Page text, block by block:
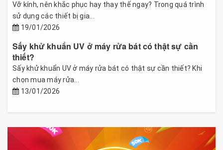
Vỡ kính, nên khắc phục hay thay thế ngay? Trong quá trình
sử dụng các thiết bị gia...
19/01/2026
Sấy khử khuẩn UV ở máy rửa bát có thật sự cần
thiết?
Sấy khử khuẩn UV ở máy rửa bát có thật sự cần thiết? Khi
chọn mua máy rửa...
13/01/2026